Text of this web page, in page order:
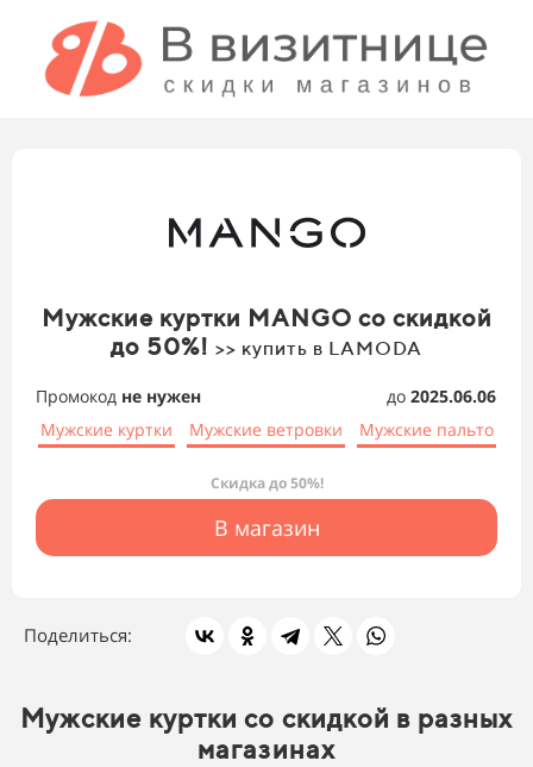
Мужские куртки MANGO со скидкой
до 50%! >> купить в LAMODA
Промокод не нужен до 2025.06.06
Мужские куртки
Мужские ветровки Мужские пальто
Скидка до 50%!
В магазин
Поделиться:
Мужские куртки со скидкой в разных
магазинах